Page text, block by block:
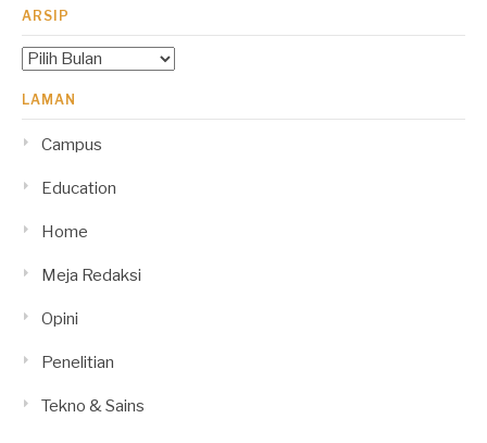
ARSIP
Arsip
LAMAN
Campus
Education
Home
Meja Redaksi
Opini
Penelitian
Tekno & Sains